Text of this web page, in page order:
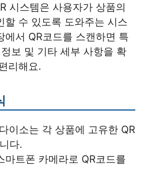
시스템은 사용자가 상품의
할 수 있도록 도와주는 시스
에서 QR코드를 스캔하면 특
보 및 기타 세부 사항을 확
리해요.
이소는 각 상품에 고유한 QR
다.
마트폰 카메라로 QR코드를